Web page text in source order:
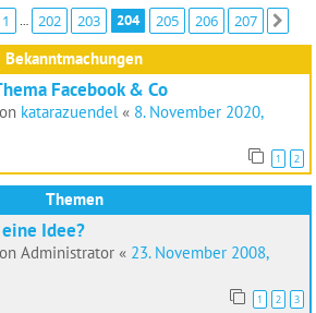
204 von207
Vorherige
1 202 203 204 205 206 207
Bekanntmachungen
Facebook & Co
katarazuendel « 8. November 2020,
1 2
Themen
Idee?
Administrator « 23. November 2008,
1 2 3